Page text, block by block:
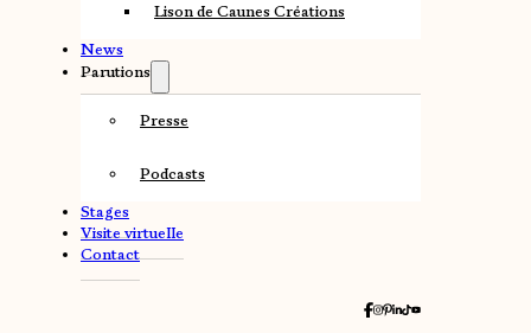
Lison de Caunes Créations
News
Parutions
Presse
Podcasts
Stages
Visite virtuelle
Contact